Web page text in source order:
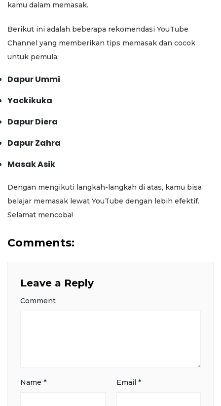
kamu dalam memasak.
Berikut ini adalah beberapa rekomendasi YouTube
Channel yang memberikan tips memasak dan cocok
untuk pemula:
Dapur Ummi
Yackikuka
Dapur Diera
Dapur Zahra
Masak Asik
Dengan mengikuti langkah-langkah di atas, kamu bisa
belajar memasak lewat YouTube dengan lebih efektif.
Selamat mencoba!
Comments:
Leave a Reply
Comment
Name * Email *